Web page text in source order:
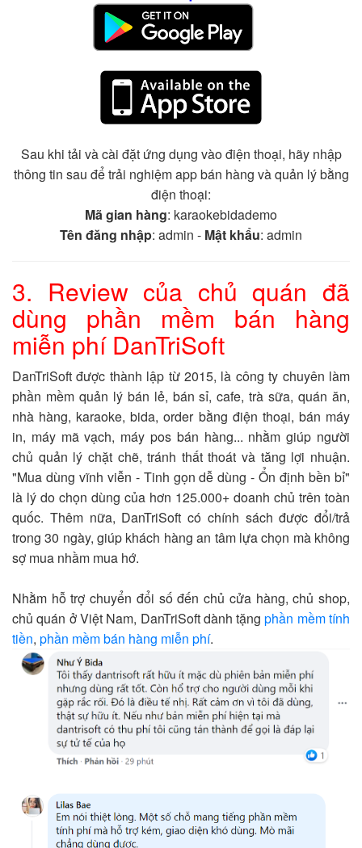
Sau khi tải và cài đặt ứng dụng vào điện thoại, hãy nhập
thông tin sau để trải nghiệm app bán hàng và quản lý bằng
điện thoại:
Mã gian hàng: karaokebidademo
Tên đăng nhập: admin - Mật khẩu: admin
3. Review của chủ quán đã
dùng phần mềm bán hàng
miễn phí DanTriSoft
DanTriSoft được thành lập từ 2015, là công ty chuyên làm
phần mềm quản lý bán lẻ, bán sỉ, cafe, trà sữa, quán ăn,
nhà hàng, karaoke, bida, order bằng điện thoại, bán máy
in, máy mã vạch, máy pos bán hàng... nhằm giúp người
chủ quản lý chặt chẽ, tránh thất thoát và tăng lợi nhuận.
"Mua dùng vĩnh viễn - Tinh gọn dễ dùng - Ổn định bền bỉ"
là lý do chọn dùng của hơn 125.000+ doanh chủ trên toàn
quốc. Thêm nữa, DanTriSoft có chính sách được đổi/trả
trong 30 ngày, giúp khách hàng an tâm lựa chọn mà không
sợ mua nhầm mua hớ.
Nhằm hỗ trợ chuyển đổi số đến chủ cửa hàng, chủ shop,
chủ quán ở Việt Nam, DanTriSoft dành tặngphần mềm tính
tiền, phần mềm bán hàng miễn phí.